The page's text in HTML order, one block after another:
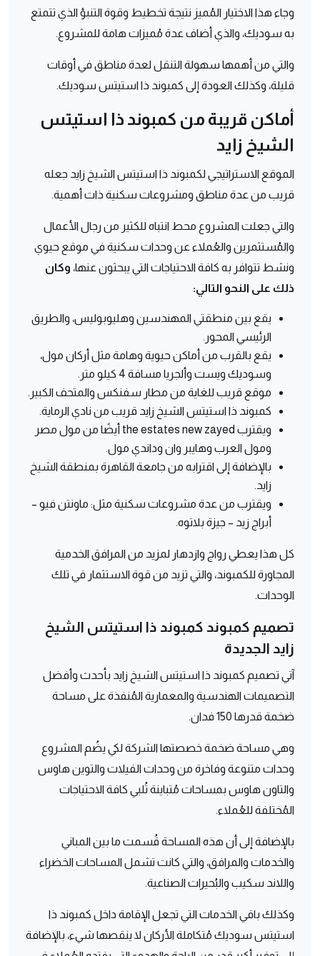
وجاء هذا الاختيار المُميز نتيجة تخطيط وقوة التنبؤ الذي تتمتع
به سوديك، والذي أضاف عدة مُميزات هامة للمشروع.
والتي من أهمها سهولة التنقل لعدة مناطق في أوقات
قليلة، وكذلك العودة إلى كمبوند ذا استيتس سوديك.
أماكن قريبة من كمبوند ذا استيتس
الشيخ زايد
الموقع الاستراتيجي لكمبوند ذا استيتس الشيخ زايد جعله
قريب من عدة مناطق ومشروعات سكنية ذات أهمية.
والتي جعلت المشروع محط انتباه للكثير من رجال الأعمال
والمُستثمرين والعُملاء عن وحدات سكنية في موقع حيوي
ونشط تتوافر به كافة الاحتياجات التي يبحثون عنها، وكان
ذلك على النحو التالي:
يقع بين منطقتي المهندسين وهليوبوليس، والطريق
الرئيسي المحور.
يقع بالقرب من أماكن حيوية وهامة مثل أركان مول،
وسوديك ويست وألجريا مسافة 4 كيلو متر.
موقع قريب للغاية من مطار سفنكس والمتحف الكبير.
كمبوند ذا استيتس الشيخ زايد قريب من نادي الرماية.
ويقترب the estates new zayed أيضًا من مول مصر
ومول العرب وهايبر وان وداندي مول.
بالإضافة إلى اقترابه من جامعة القاهرة بمنطقة الشيخ
زايد.
ويقترب من عدة مشروعات سكنية مثل: ماونتن فيو –
أبراج زيد – جيزة بلاتوه.
كل هذا يعطي رواج وازدهار لمزيد من المرافق الخدمية
المجاورة للكمبوند، والتي تزيد من قوة الاستثمار في تلك
الوحدات.
تصميم كمبوند كمبوند ذا استيتس الشيخ
زايد الجديدة
آتي تصميم كمبوند ذا استيتس الشيخ زايد بأحدث وأفضل
التصميمات الهندسية والمعمارية المُنفذة على مساحة
ضخمة قدرها 150 فدان.
وهي مساحة ضخمة خصصتها الشركة لكي يضُم المشروع
وحدات متنوعة وفاخرة من وحدات الفيلات والتوين هاوس
والتاون هاوس بمساحات مُتباينة تُلبي كافة الاحتياجات
المُختلفة للعُملاء.
بالإضافة إلى أن هذه المساحة قُسمت ما بين المباني
والخدمات والمرافق، والتي كانت تشمل المساحات الخضراء
واللاند سكيب والبُحيرات الصناعية.
وكذلك باقي الخدمات التي تجعل الإقامة داخل كمبوند ذا
استيتس سوديك مُتكاملة الأركان لا ينقصها شيء، بالإضافة